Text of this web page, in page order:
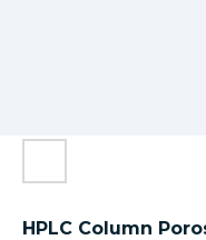
HPLC Column